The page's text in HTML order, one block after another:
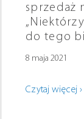
sprzedaż
do tego
8 maja 2021
Czytaj więcej ›